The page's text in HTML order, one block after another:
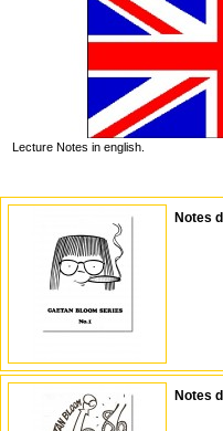
Lecture Notes in english.
Notes
Notes